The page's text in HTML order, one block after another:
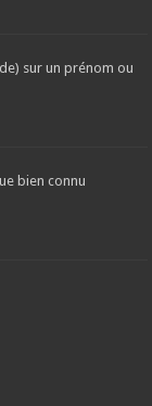
sur un prénom ou
bien connu